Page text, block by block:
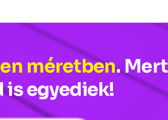
méretben. Mert
is egyediek!